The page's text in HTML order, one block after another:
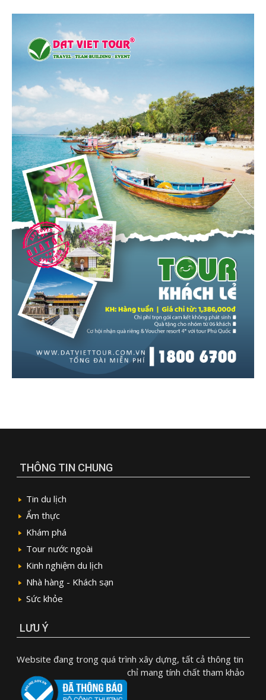
THÔNG TIN CHUNG
Tin du lịch
Ẩm thực
Khám phá
Tour nước ngoài
Kinh nghiệm du lịch
Nhà hàng - Khách sạn
Sức khỏe
LƯU Ý
Website đang trong quá trình xây dựng, tất cả thông tin
chỉ mang tính chất tham khảo